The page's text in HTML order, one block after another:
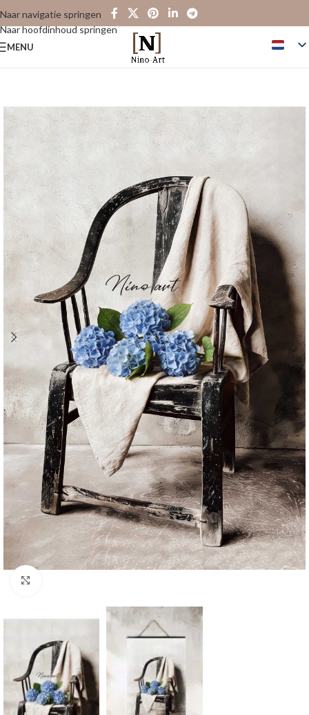
Naar navigatie springen
Naar hoofdinhoud springen
MENU